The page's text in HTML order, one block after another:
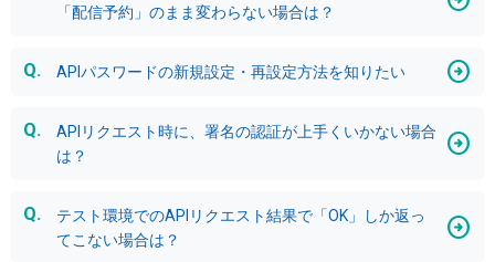
「配信予約」のまま変わらない場合は？
APIパスワードの新規設定・再設定方法を知りたい
APIリクエスト時に、署名の認証が上手くいかない場合
は？
テスト環境でのAPIリクエスト結果で「OK」しか返っ
てこない場合は？